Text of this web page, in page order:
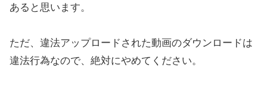
あると思います。
ただ、違法アップロードされた動画のダウンロードは
違法行為なので、絶対にやめてください。